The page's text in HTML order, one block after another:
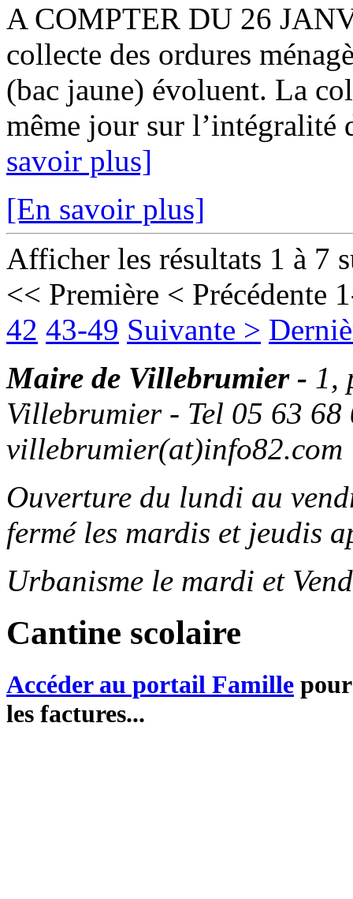
A COMPTER DU 26
collecte des ordures
(bac jaune) évoluent. La
même jour sur l’intégralité
savoir plus]
[En savoir plus]
Afficher les résultats 1 à 7
<< Première < Précédente
42 43-49 Suivante >
Maire de Villebrumier - 1,
Villebrumier - Tel 05 63
villebrumier(at)info82.com
Ouverture du lundi au
fermé les mardis et jeudis
Urbanisme le mardi et
Cantine scolaire
Accéder au portail Famille
les factures...